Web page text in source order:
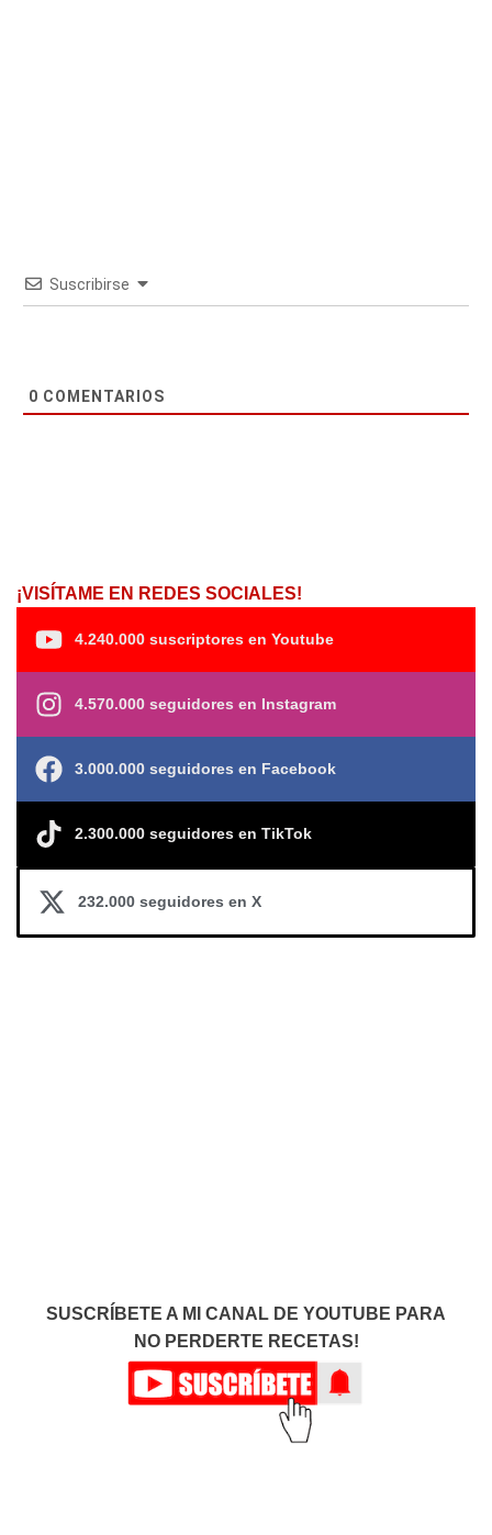
Suscribirse
0 COMENTARIOS
¡VISÍTAME EN REDES SOCIALES!
4.240.000 suscriptores en Youtube
4.570.000 seguidores en Instagram
3.000.000 seguidores en Facebook
2.300.000 seguidores en TikTok
232.000 seguidores en X
SUSCRÍBETE A MI CANAL DE YOUTUBE PARA
NO PERDERTE RECETAS!